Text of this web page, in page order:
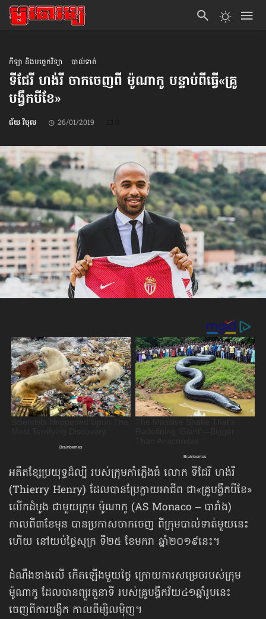
កីឡា និងបច្ចេកវិទ្យា បាល់ទាត់
ទីជែរី ហង់រី ចាកចេញពី ម៉ូណាកូ បន្ទាប់ពីធ្វើ«គ្រូ
បង្វឹកបីខែ»
ជ័យ វិបុល 26/01/2019
អតីតខ្សែប្រយុទ្ធដ៏ល្បី របស់ក្រុមកាំភ្លើងធំ លោក ទីជែរី ហង់រី
(Thierry Henry) ដែលបានប្រែក្លាយអាជីព ជា«គ្រូបង្វឹកបីខែ»​
លើកដំបូង ជាមួយក្រុម ម៉ូណាកូ (AS Monaco – បារាំង)
កាលពី៣ខែមុន បានប្រកាសចាកចេញ ពីក្រុមបាល់ទាត់មួយនេះ
ហើយ នៅយប់ថ្ងៃសុក្រ ទី២៥ ខែមករា ឆ្នាំ២០១៩នេះ។
ដំណឹងខាងលើ​ កើតឡើងមួយថ្ងៃ ក្រោយការសម្រេចរបស់ក្រុម
ម៉ូណាកូ ដែលបានព្យួរតួនាទី ​របស់គ្រូបង្វឹកវ័យ៤១ឆ្នាំរូបនេះ
ចេញពីការបង្វឹក កាលពីម្សិលម៉ិញ។